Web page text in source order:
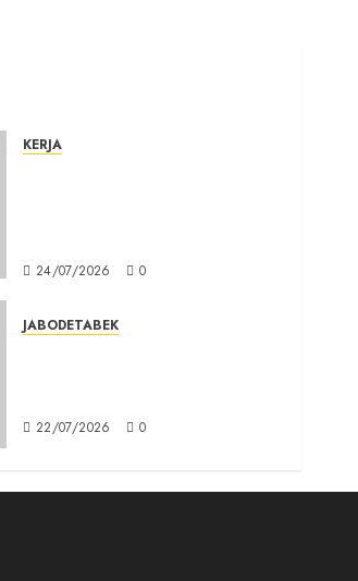
KERJA
24/07/2026 0
JABODETABEK
22/07/2026 0